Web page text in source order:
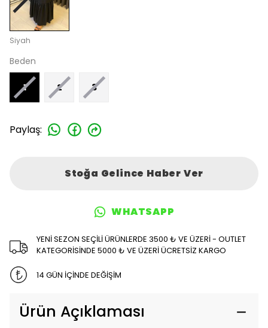
Siyah
Beden
1 2 3
Paylaş:
Stoğa Gelince Haber Ver
WHATSAPP
YENİ SEZON SEÇİLİ ÜRÜNLERDE 3500 ₺ VE ÜZERİ - OUTLET
KATEGORİSİNDE 5000 ₺ VE ÜZERİ ÜCRETSİZ KARGO
14 GÜN İÇİNDE DEĞİŞİM
Ürün Açıklaması